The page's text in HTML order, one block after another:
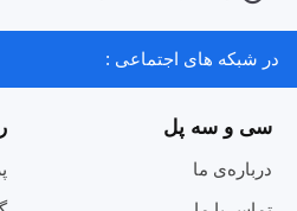
در شبکه های اجتماعی :
سی و سه پل
درباره‌ی ما